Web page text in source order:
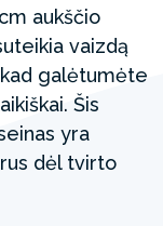
aukščio
vaizdą
galėtumėte
Šis
yra
dėl tvirto